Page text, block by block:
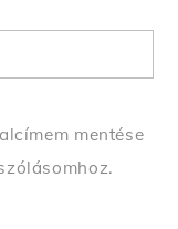
mentése